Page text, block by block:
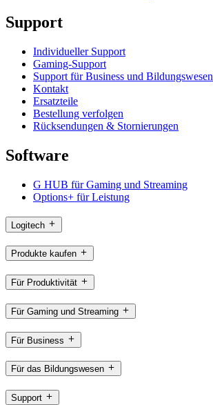
Support
Individueller Support
Gaming-Support
Support für Business und Bildungswesen
Kontakt
Ersatzteile
Bestellung verfolgen
Rücksendungen & Stornierungen
Software
G HUB für Gaming und Streaming
Options+ für Leistung
Logitech
Produkte kaufen
Für Produktivität
Für Gaming und Streaming
Für Business
Für das Bildungswesen
Support